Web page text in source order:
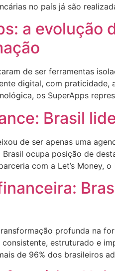
no país já são
a evolução
de ser ferramentas
digital, com praticidade,
os SuperApps
Brasil
de ser apenas uma
Brasil ocupa posição de
com a Let’s Money,
profunda na
consistente, estruturado e
de 96% dos brasileiros